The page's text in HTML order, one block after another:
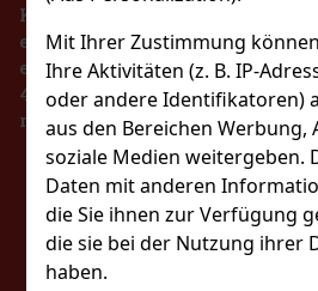
Mit Ihrer Zustimmung
Ihre Aktivitäten (z. B. IP-
oder andere Identifikatoren)
aus den Bereichen Werbung,
soziale Medien weitergeben.
Daten mit anderen
die Sie ihnen zur Verfügung
die sie bei der Nutzung ihrer
haben.
Käufer eine Quittung
er verpflichtet, die erhaltenen
eines technischen Ausfalls
48 Stunden online beim
registrieren.
BLEIBEN
UNS IN